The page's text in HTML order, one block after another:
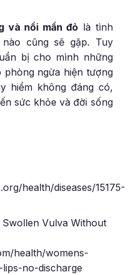
và nổi mẩn đỏ là tình
cũng sẽ gặp. Tuy
bị cho mình những
ngừa hiện tượng
hiểm không đáng có,
sức khỏe và đời sống
health/diseases/15175-
Vulva Without
health/womens-
no-discharge